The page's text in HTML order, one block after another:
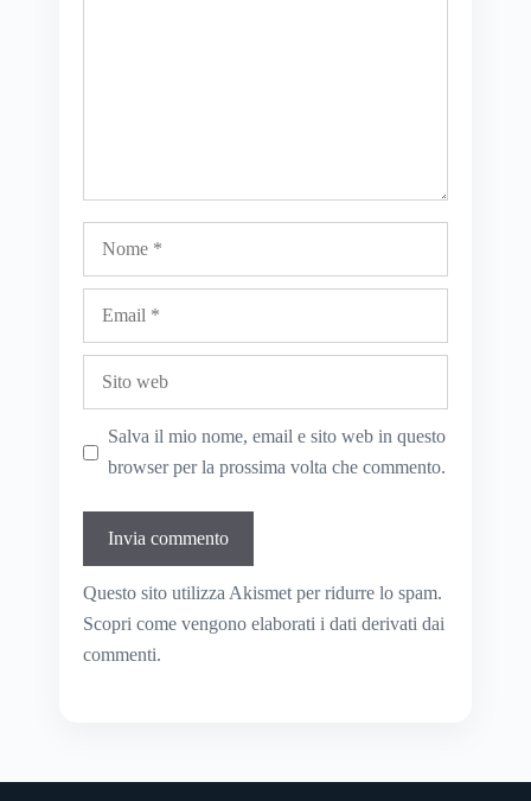
Salva il mio nome, email e sito web in questo
browser per la prossima volta che commento.
Questo sito utilizza Akismet per ridurre lo spam.
Scopri come vengono elaborati i dati derivati dai
commenti.